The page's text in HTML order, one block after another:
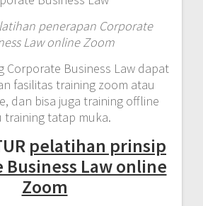
penerapan Corporate
Law online Zoom
Corporate Business Law dapat
fasilitas training zoom atau
dan bisa juga training offline
training tatap muka.
pelatihan prinsip
Business Law online
Zoom